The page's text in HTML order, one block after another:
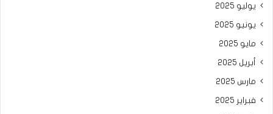
يوليو 2025
يونيو 2025
مايو 2025
أبريل 2025
مارس 2025
فبراير 2025